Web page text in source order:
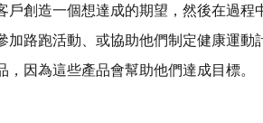
戶創造一個想達成的期望，然後在過程
加路跑活動、或協助他們制定健康運
，因為這些產品會幫助他們達成目標。